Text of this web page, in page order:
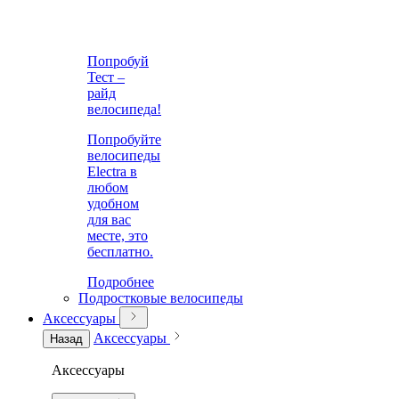
Попробуй
Тест –
райд
велосипеда!
Попробуйте
велосипеды
Electra в
любом
удобном
для вас
месте, это
бесплатно.
Подробнее
Подростковые велосипеды
Аксессуары
Назад Аксессуары
Аксессуары